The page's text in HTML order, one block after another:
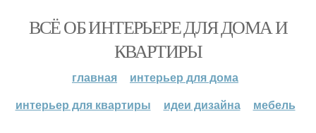
ВСЁ ОБ ИНТЕРЬЕРЕ ДЛЯ ДОМА И
КВАРТИРЫ
главная
интерьер для дома
интерьер для квартиры
идеи дизайна мебель